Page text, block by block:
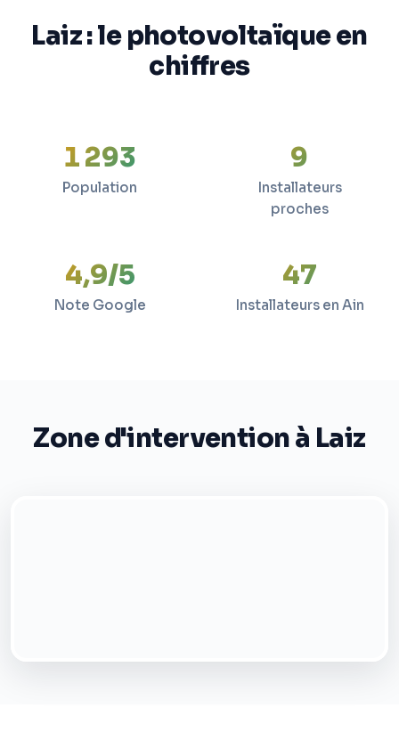
Laiz : le photovoltaïque en
chiffres
1 293
Population
9
Installateurs
proches
4,9/5
Note Google
47
Installateurs en Ain
Zone d'intervention à Laiz